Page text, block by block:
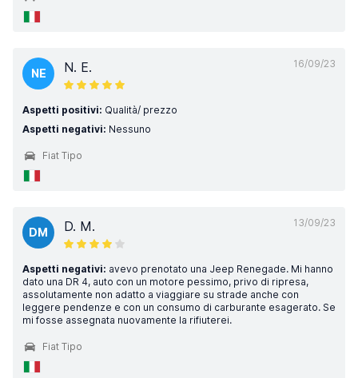
16/09/23
NE N. E.
Aspetti positivi: Qualità/ prezzo
Aspetti negativi: Nessuno
Fiat Tipo
13/09/23
DM D. M.
Aspetti negativi: avevo prenotato una Jeep Renegade. Mi hanno
dato una DR 4, auto con un motore pessimo, privo di ripresa,
assolutamente non adatto a viaggiare su strade anche con
leggere pendenze e con un consumo di carburante esagerato. Se
mi fosse assegnata nuovamente la rifiuterei.
Fiat Tipo